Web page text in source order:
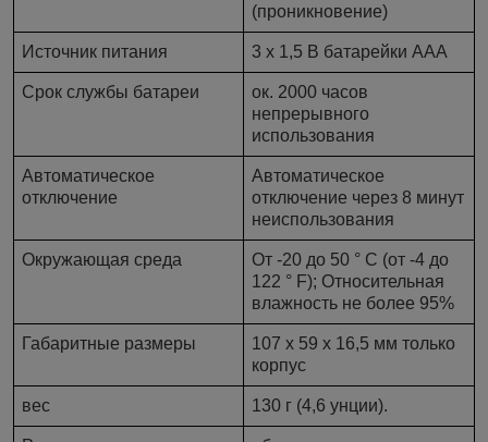
(проникновение)
Источник питания 3 х 1,5 В батарейки ААА
Срок службы батареи
ок. 2000 часов
непрерывного
использования
Автоматическое
отключение
Автоматическое
отключение через 8 минут
неиспользования
Окружающая среда
От -20 до 50 ° C (от -4 до
122 ° F); Относительная
влажность не более 95%
Габаритные размеры
107 х 59 х 16,5 мм только
корпус
вес 130 г (4,6 унции).